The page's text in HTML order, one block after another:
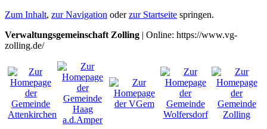
Zum Inhalt, zur Navigation oderzur Startseite springen.
Verwaltungsgemeinschaft Zolling | Online: https://www.vg-
zolling.de/